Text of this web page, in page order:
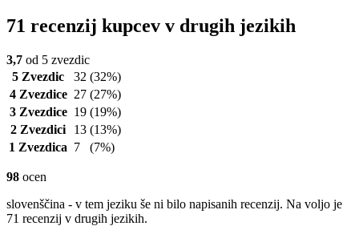
71 recenzij kupcev v drugih jezikih
3,7 od 5 zvezdic
5 Zvezdic
32 (32%)
4 Zvezdice 27 (27%)
3 Zvezdice 19 (19%)
2 Zvezdici
13 (13%)
1 Zvezdica 7 (7%)
98 ocen
slovenščina - v tem jeziku še ni bilo napisanih recenzij. Na voljo je
71 recenzij v drugih jezikih.